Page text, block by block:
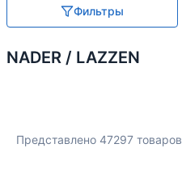
Фильтры
NADER / LAZZEN
Представлено 47297 товаров